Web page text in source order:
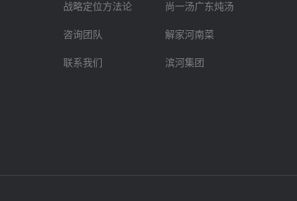
战略定位方法论
咨询团队
联系我们
尚一汤广东炖汤
解家河南菜
滨河集团